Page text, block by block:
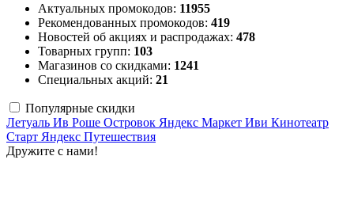
Актуальных промокодов: 11955
Рекомендованных промокодов: 419
Новостей об акциях и распродажах: 478
Товарных групп: 103
Магазинов со скидками: 1241
Специальных акций: 21
Популярные скидки
Летуаль Ив Роше Островок Яндекс Маркет Иви Кинотеатр
Старт Яндекс Путешествия
Дружите с нами!